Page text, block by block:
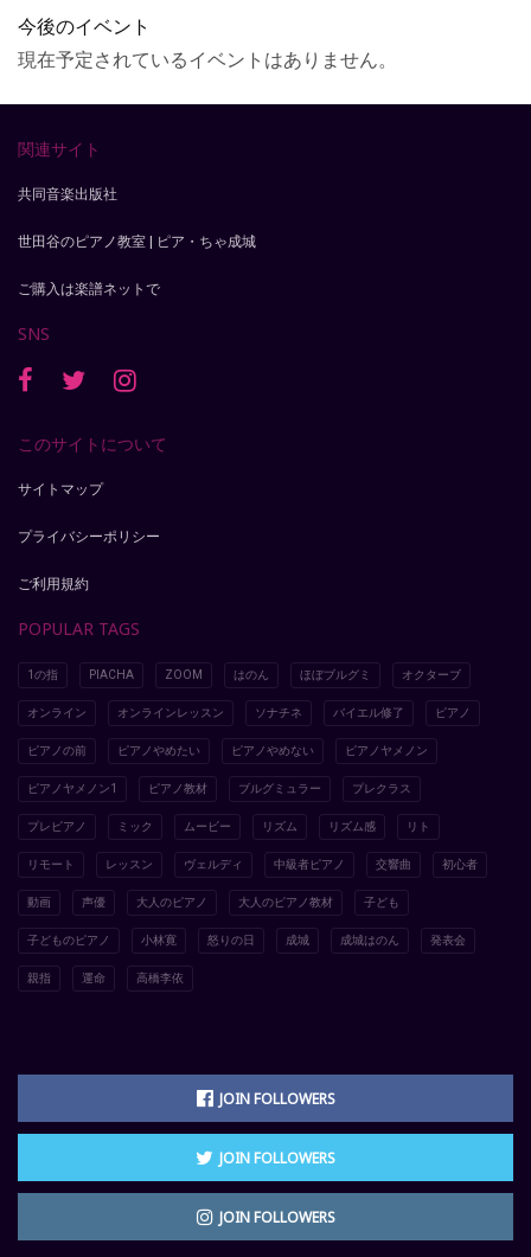
今後のイベント
現在予定されているイベントはありません。
関連サイト
共同音楽出版社
世田谷のピアノ教室 | ピア・ちゃ成城
ご購入は楽譜ネットで
SNS
このサイトについて
サイトマップ
プライバシーポリシー
ご利用規約
POPULAR TAGS
1の指 PIACHA ZOOM はのん ほぼブルグミ オクターブ
オンライン オンラインレッスン ソナチネ バイエル修了 ピアノ
ピアノの前 ピアノやめたい ピアノやめない ピアノヤメノン
ピアノヤメノン1 ピアノ教材 ブルグミュラー プレクラス
プレピアノ ミック ムービー リズム リズム感 リト
リモート レッスン ヴェルディ 中級者ピアノ 交響曲 初心者
動画 声優 大人のピアノ 大人のピアノ教材 子ども
子どものピアノ 小林寛 怒りの日 成城 成城はのん 発表会
親指 運命 高橋李依
JOIN FOLLOWERS
JOIN FOLLOWERS
JOIN FOLLOWERS